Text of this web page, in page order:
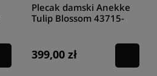
Plecak damski Anekke
Tulip Blossom 43715-
399,00 zł